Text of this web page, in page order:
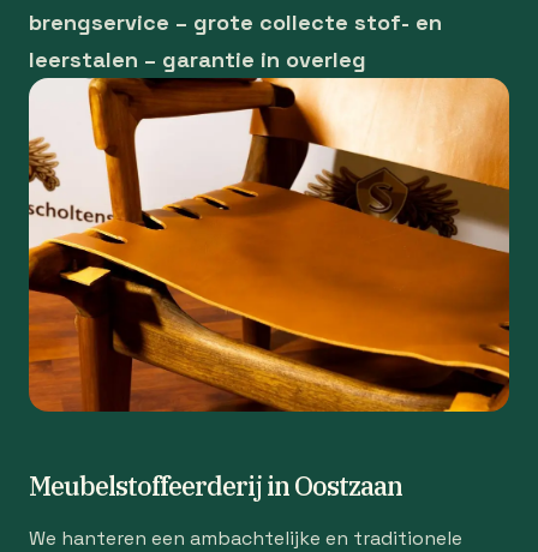
brengservice – grote collecte stof- en
leerstalen – garantie in overleg
Meubelstoffeerderij in Oostzaan
We hanteren een ambachtelijke en traditionele